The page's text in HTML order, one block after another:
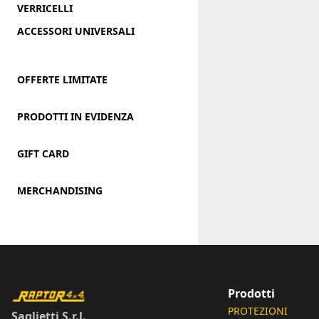
VERRICELLI
ACCESSORI UNIVERSALI
OFFERTE LIMITATE
PRODOTTI IN EVIDENZA
GIFT CARD
MERCHANDISING
Prodotti
PROTEZIONI